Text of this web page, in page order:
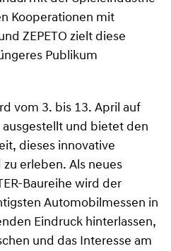
Kooperationen mit
ZEPETO zielt diese
Publikum
vom 3. bis 13. April auf
und bietet den
dieses innovative
erleben. Als neues
Baureihe wird der
Automobilmessen in
Eindruck hinterlassen,
und das Interesse am